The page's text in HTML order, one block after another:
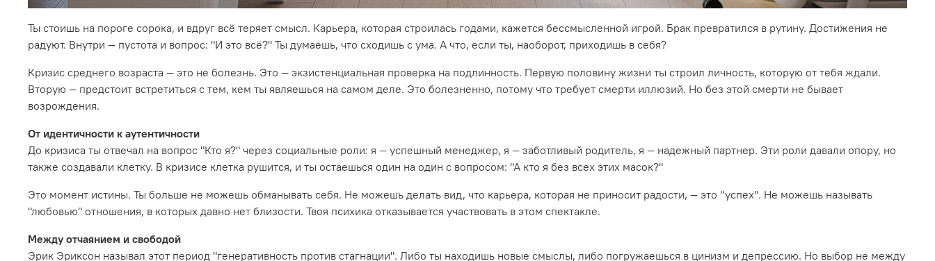
Ты стоишь на пороге сорока, и вдруг всё теряет смысл. Карьера, которая строилась годами, кажется бессмысленной игрой. Брак превратился в рутину. Достижения не
радуют. Внутри — пустота и вопрос: "И это всё?" Ты думаешь, что сходишь с ума. А что, если ты, наоборот, приходишь в себя?
Кризис среднего возраста — это не болезнь. Это — экзистенциальная проверка на подлинность. Первую половину жизни ты строил личность, которую от тебя ждали.
Вторую — предстоит встретиться с тем, кем ты являешься на самом деле. Это болезненно, потому что требует смерти иллюзий. Но без этой смерти не бывает
возрождения.
От идентичности к аутентичности
До кризиса ты отвечал на вопрос "Кто я?" через социальные роли: я — успешный менеджер, я — заботливый родитель, я — надежный партнер. Эти роли давали опору, но
также создавали клетку. В кризисе клетка рушится, и ты остаешься один на один с вопросом: "А кто я без всех этих масок?"
Это момент истины. Ты больше не можешь обманывать себя. Не можешь делать вид, что карьера, которая не приносит радости, — это "успех". Не можешь называть
"любовью" отношения, в которых давно нет близости. Твоя психика отказывается участвовать в этом спектакле.
Между отчаянием и свободой
Эрик Эриксон называл этот период "генеративность против стагнации". Либо ты находишь новые смыслы, либо погружаешься в цинизм и депрессию. Но выбор не между